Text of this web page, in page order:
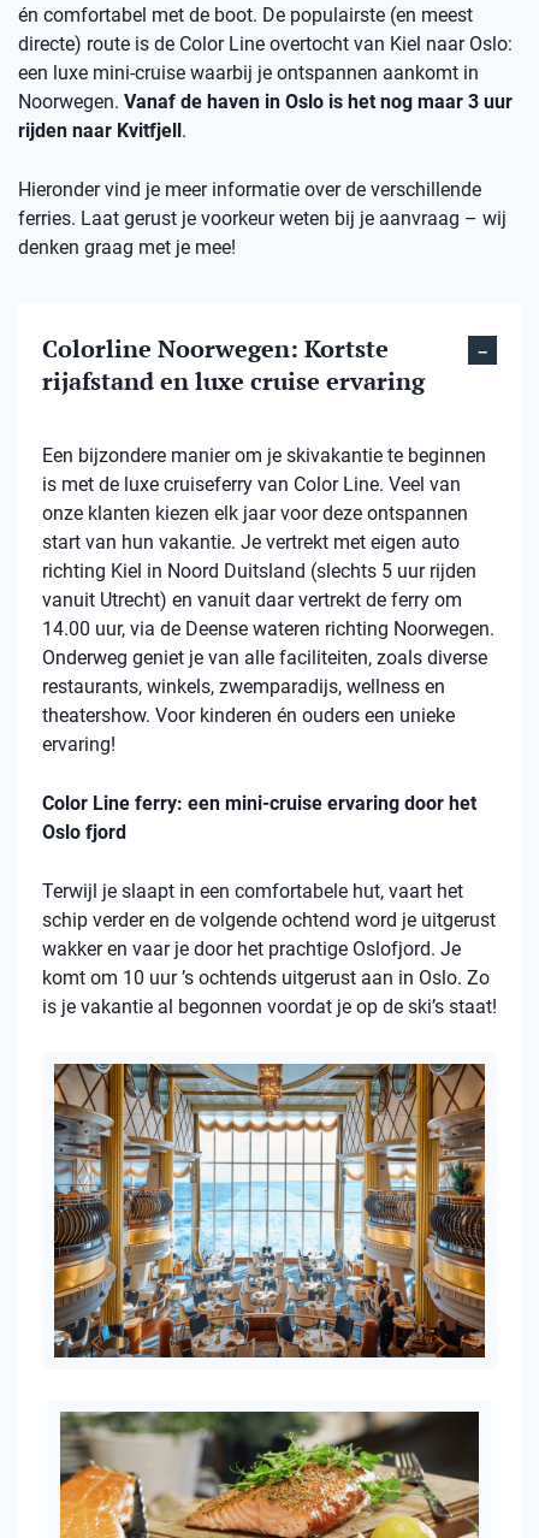
én comfortabel met de boot. De populairste (en meest
directe) route is de Color Line overtocht van Kiel naar Oslo:
een luxe mini-cruise waarbij je ontspannen aankomt in
Noorwegen. Vanaf de haven in Oslo is het nog maar 3 uur
rijden naar Kvitfjell.
Hieronder vind je meer informatie over de verschillende
ferries. Laat gerust je voorkeur weten bij je aanvraag – wij
denken graag met je mee!
Colorline Noorwegen: Kortste
rijafstand en luxe cruise ervaring
Een bijzondere manier om je skivakantie te beginnen
is met de luxe cruiseferry van Color Line. Veel van
onze klanten kiezen elk jaar voor deze ontspannen
start van hun vakantie. Je vertrekt met eigen auto
richting Kiel in Noord Duitsland (slechts 5 uur rijden
vanuit Utrecht) en vanuit daar vertrekt de ferry om
14.00 uur, via de Deense wateren richting Noorwegen.
Onderweg geniet je van alle faciliteiten, zoals diverse
restaurants, winkels, zwemparadijs, wellness en
theatershow. Voor kinderen én ouders een unieke
ervaring!
Color Line ferry: een mini-cruise ervaring door het
Oslo fjord
Terwijl je slaapt in een comfortabele hut, vaart het
schip verder en de volgende ochtend word je uitgerust
wakker en vaar je door het prachtige Oslofjord. Je
komt om 10 uur ’s ochtends uitgerust aan in Oslo. Zo
is je vakantie al begonnen voordat je op de ski’s staat!